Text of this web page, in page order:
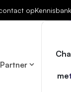
opKennisbank
Partner